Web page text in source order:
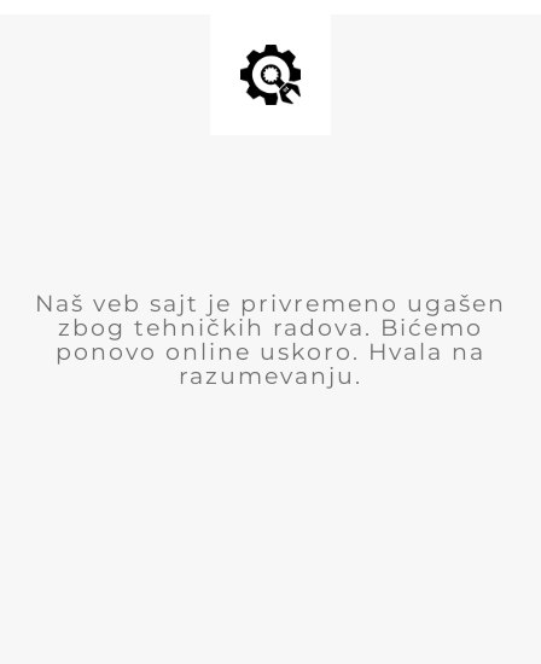
Naš veb sajt je privremeno ugašen
zbog tehničkih radova. Bićemo
ponovo online uskoro. Hvala na
razumevanju.